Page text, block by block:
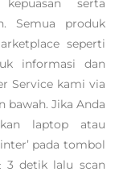
Semua produk
seperti
informasi dan
Service kami via
bawah. Jika Anda
laptop atau
pada tombol
3 detik lalu scan